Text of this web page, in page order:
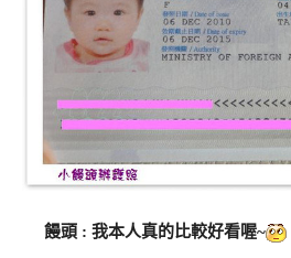
饅頭 : 我本人真的比較好看喔~